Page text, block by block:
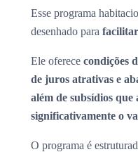
Esse programa
desenhado para
Ele oferece condições
de juros atrativas e
além de subsídios
significativamente o
O programa é